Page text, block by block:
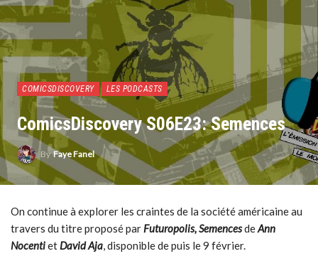
COMICSDISCOVERY LES PODCASTS
ComicsDiscovery S06E23: Semences
ByFaye Fanel
On continue à explorer les craintes de la société américaine au
travers du titre proposé parFuturopolis,SemencesdeAnn
NocentietDavid Aja, disponible de puis le 9 février.